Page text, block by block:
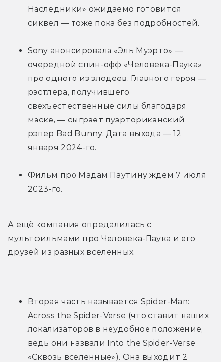
Наследники» ожидаемо готовится
сиквел — тоже пока без подробностей.
Sony анонсировала «Эль Муэрто» —
очередной спин-офф «Человека-Паука»
про одного из злодеев. Главного героя —
рэстлера, получившего
свехъестественные силы благодаря
маске, — сыграет пуэрториканский
рэпер Bad Bunny. Дата выхода — 12
января 2024-го.
Фильм про Мадам Паутину ждём 7 июля
2023-го.
А ещё компания определилась с
мультфильмами про Человека-Паука и его
друзей из разных вселенных.
Вторая часть называется Spider-Man:
Across the Spider-Verse (что ставит наших
локализаторов в неудобное положение,
ведь они назвали Into the Spider-Verse
«Сквозь вселенные»). Она выходит 2